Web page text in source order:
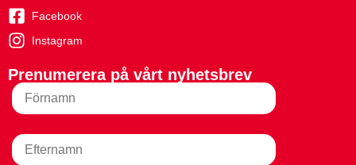
Facebook
Instagram
Prenumerera på vårt nyhetsbrev